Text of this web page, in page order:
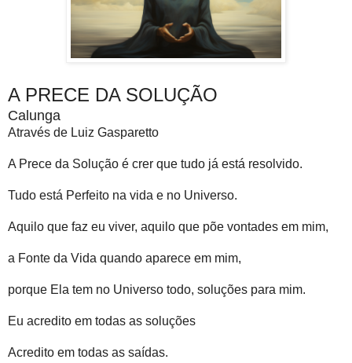
A PRECE DA SOLUÇÃO
Calunga
Através de Luiz Gasparetto
A Prece da Solução é crer que tudo já está resolvido.
Tudo está Perfeito na vida e no Universo.
Aquilo que faz eu viver, aquilo que põe vontades em mim,
a Fonte da Vida quando aparece em mim,
porque Ela tem no Universo todo, soluções para mim.
Eu acredito em todas as soluções
Acredito em todas as saídas.